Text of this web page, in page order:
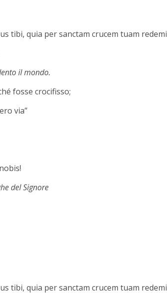
tibi, quia per sanctam crucem tuam
il mondo.
fosse crocifisso;
via”
del Signore
tibi, quia per sanctam crucem tuam